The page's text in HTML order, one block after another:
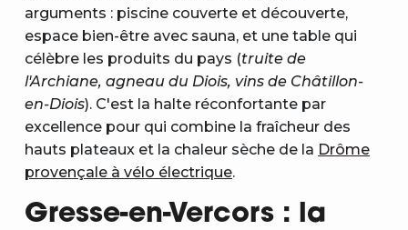
arguments : piscine couverte et découverte,
espace bien-être avec sauna, et une table qui
célèbre les produits du pays (truite de
l'Archiane, agneau du Diois, vins de Châtillon-
en-Diois). C'est la halte réconfortante par
excellence pour qui combine la fraîcheur des
hauts plateaux et la chaleur sèche de la Drôme
provençale à vélo électrique.
Gresse-en-Vercors : la